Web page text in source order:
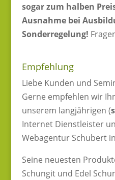
sogar zum halben
Ausnahme bei
Sonderregelung!
Empfehlung
Liebe Kunden und
Gerne empfehlen wir
unserem langjährigen (
Internet Dienstleister
Webagentur Schubert
Seine neuesten
Schungit und Edel